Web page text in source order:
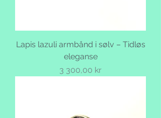
Lapis lazuli armbånd i sølv – Tidløs
eleganse
Pris
3 300,00 kr